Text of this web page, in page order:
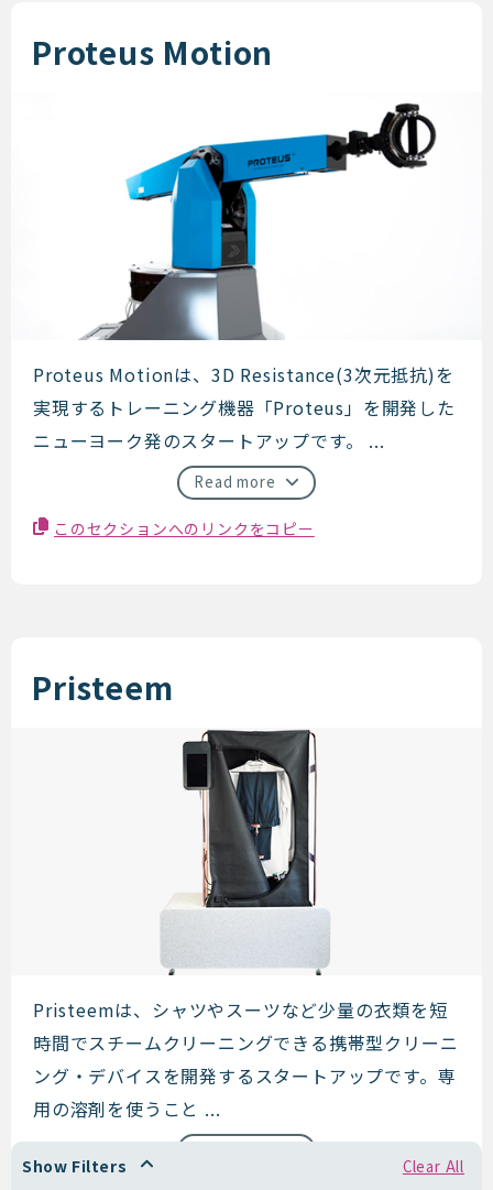
Show Filters Clear All
Proteus Motion
Proteus Motion
Proteus Motionは、3D Resistance(3次元抵抗)を
実現するトレーニング機器「Proteus」を開発した
ニューヨーク発のスタートアップです。 ...
Read more
このセクションへのリンクをコピー
Pristeem
Pristeem
Pristeemは、シャツやスーツなど少量の衣類を短
時間でスチームクリーニングできる携帯型クリーニ
ング・デバイスを開発するスタートアップです。専
用の溶剤を使うこと ...